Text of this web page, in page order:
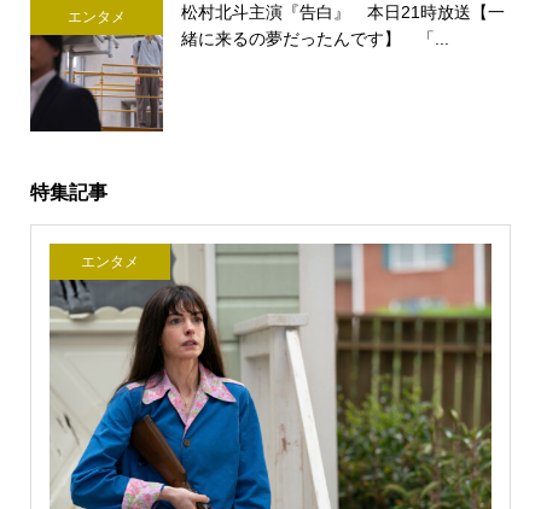
エンタメ
松村北斗主演『告白』 本日21時放送【一
緒に来るの夢だったんです】 「...
特集記事
エンタメ